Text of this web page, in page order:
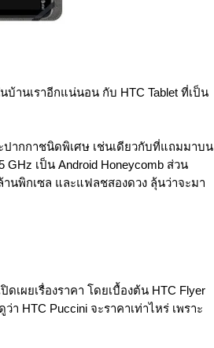
บ้านเราอีกแน่นอน กับ HTC Tablet ที่เป็น
ากกาชนิดพิเศษ เช่นเดียวกับที่แถมมาบน
GHz เป็น Android Honeycomb ส่วน
นพิกเซล และแฟลชสองดวง ลุ้นว่าจะมา
เผยเรื่องราคา โดยเบื้องต้น HTC Flyer
HTC Puccini จะราคาเท่าไหร่ เพราะ